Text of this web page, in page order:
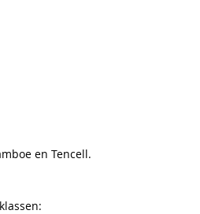
en Tencell.